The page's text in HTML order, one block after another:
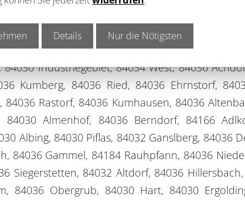
84030 Industriegebiet, 84034 West, 84036
Kumberg, 84036 Ried, 84036 Ehrnstorf,
84036 Rastorf, 84036 Kumhausen, 84036
84030 Almenhof, 84036 Berndorf, 84166
Albing, 84030 Piflas, 84032 Ganslberg,
84036 Gammel, 84184 Rauhpfann, 84036
Siegerstetten, 84032 Altdorf, 84036
84036 Obergrub, 84030 Hart, 84030
Details Nur die Nötigsten